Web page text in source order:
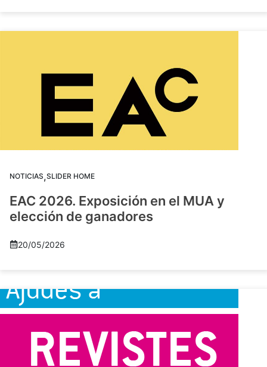
NOTICIAS,SLIDER HOME
EAC 2026. Exposición en el MUA y
elección de ganadores
20/05/2026